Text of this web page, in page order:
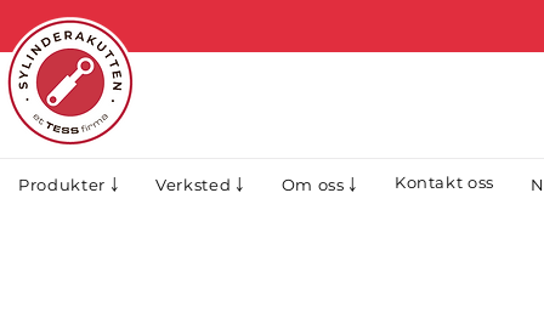
Produkter ￬ Verksted ￬ Om oss ￬ Kontakt oss